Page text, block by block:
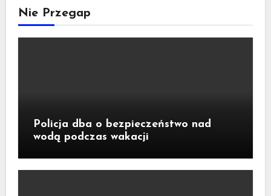
Nie Przegap
Policja dba o bezpieczeństwo nad
wodą podczas wakacji